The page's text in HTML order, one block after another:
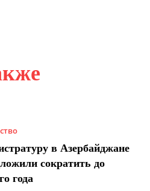
в Азербайджане
сократить до
года